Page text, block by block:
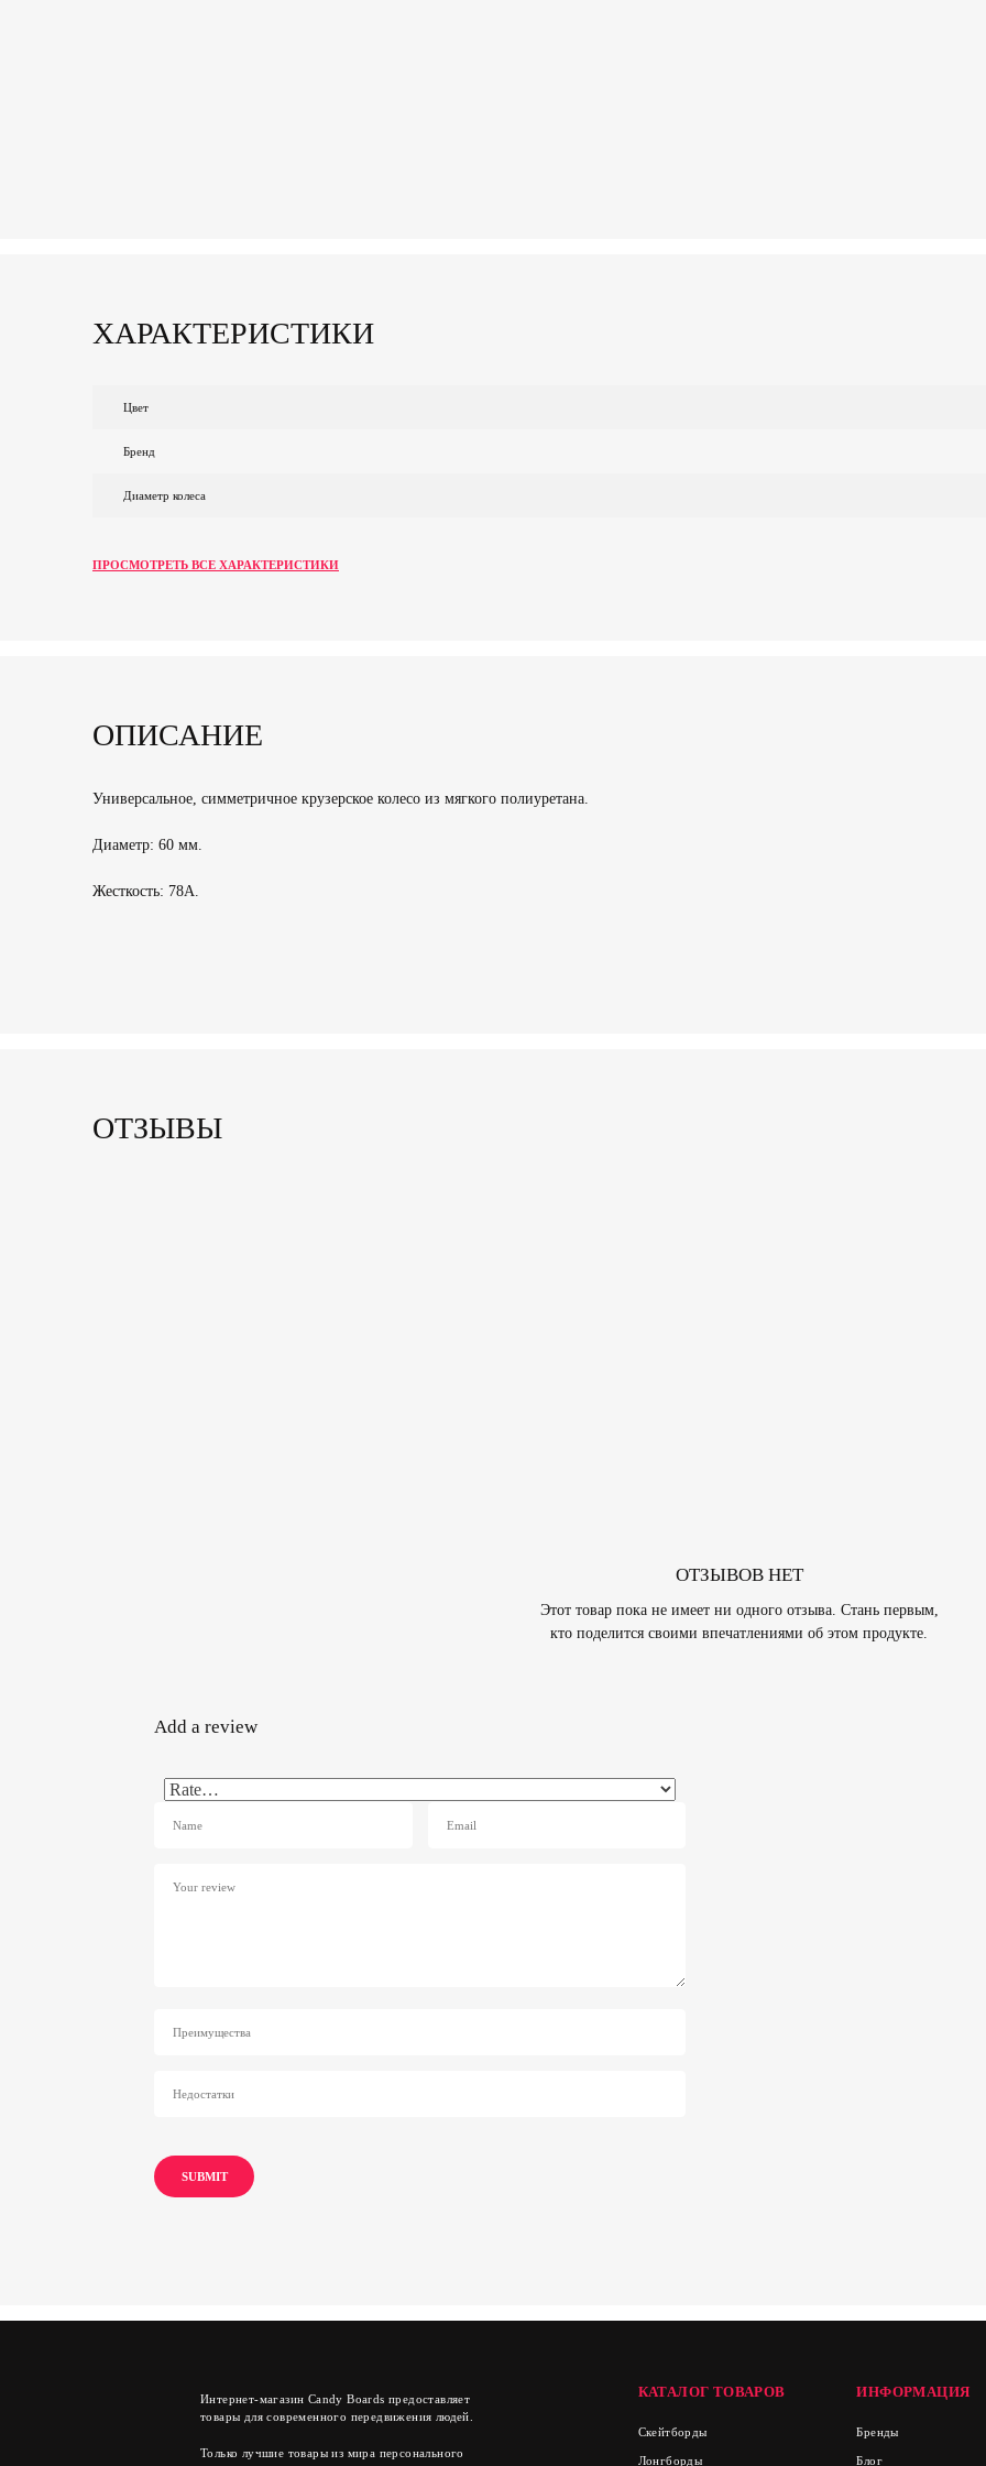
ХАРАКТЕРИСТИКИ
Цвет
Бренд
Диаметр колеса
ПРОСМОТРЕТЬ ВСЕ ХАРАКТЕРИСТИКИ
ОПИСАНИЕ
Универсальное, симметричное крузерское колесо из мягкого полиуретана.
Диаметр: 60 мм.
Жесткость: 78A.
ОТЗЫВЫ
ОТЗЫВОВ НЕТ
Этот товар пока не имеет ни одного отзыва. Стань первым,
кто поделится своими впечатлениями об этом продукте.
Add a review
Интернет-магазин Candy Boards предоставляет
товары для современного передвижения людей.
Только лучшие товары из мира персонального
КАТАЛОГ ТОВАРОВ
Скейтборды
Лонгборды
ИНФОРМАЦИЯ
Бренды
Блог